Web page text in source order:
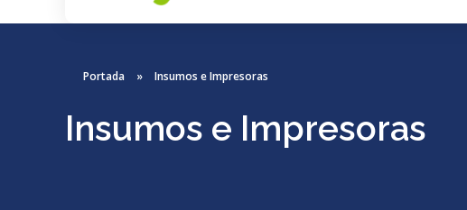
Portada » Insumos e Impresoras
Insumos e Impresoras